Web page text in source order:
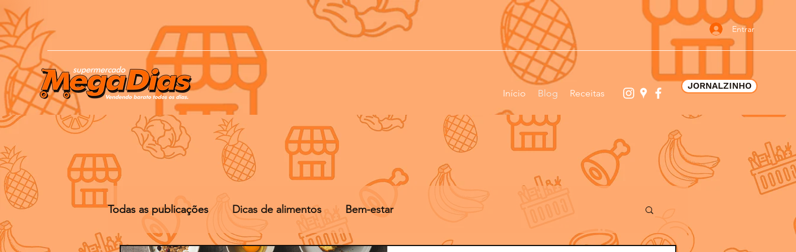
Entrar
Início Blog Receitas
JORNALZINHO
Todas as publicações Dicas de alimentos Bem-estar